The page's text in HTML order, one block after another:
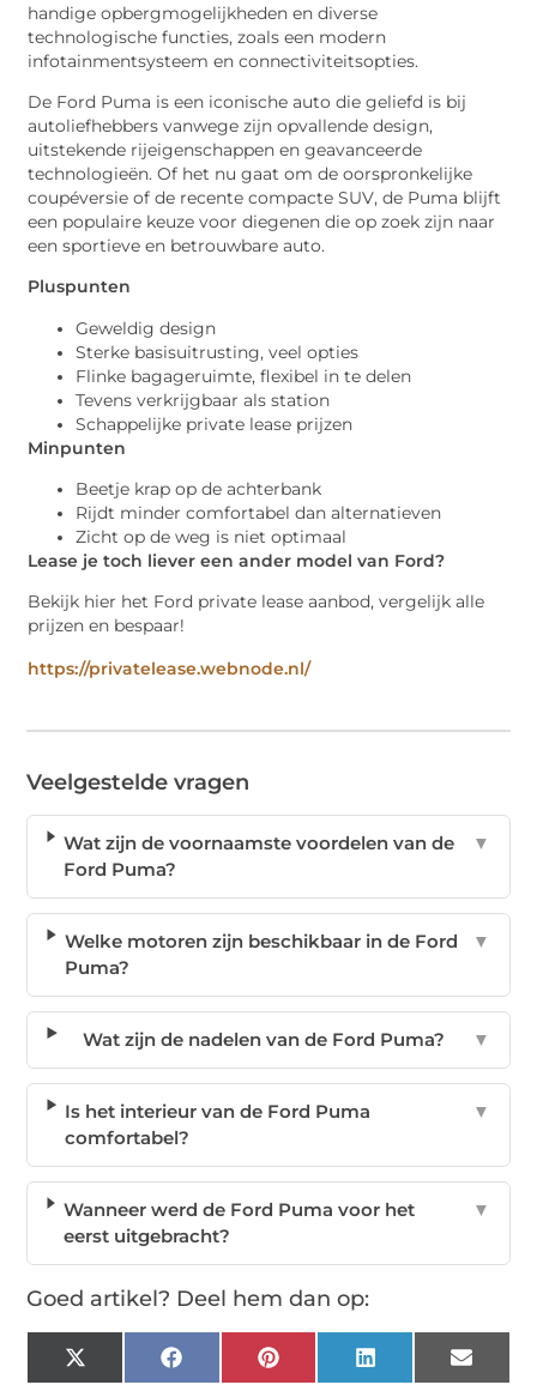
handige opbergmogelijkheden en diverse
technologische functies, zoals een modern
infotainmentsysteem en connectiviteitsopties.
De Ford Puma is een iconische auto die geliefd is bij
autoliefhebbers vanwege zijn opvallende design,
uitstekende rijeigenschappen en geavanceerde
technologieën. Of het nu gaat om de oorspronkelijke
coupéversie of de recente compacte SUV, de Puma blijft
een populaire keuze voor diegenen die op zoek zijn naar
een sportieve en betrouwbare auto.
Pluspunten
Geweldig design
Sterke basisuitrusting, veel opties
Flinke bagageruimte, flexibel in te delen
Tevens verkrijgbaar als station
Schappelijke private lease prijzen
Minpunten
Beetje krap op de achterbank
Rijdt minder comfortabel dan alternatieven
Zicht op de weg is niet optimaal
Lease je toch liever een ander model van Ford?
Bekijk hier het Ford private lease aanbod, vergelijk alle
prijzen en bespaar!
https://privatelease.webnode.nl/
Veelgestelde vragen
Wat zijn de voornaamste voordelen van de
Ford Puma?
▼
Welke motoren zijn beschikbaar in de Ford
Puma?
▼
Wat zijn de nadelen van de Ford Puma? ▼
Is het interieur van de Ford Puma
comfortabel?
▼
Wanneer werd de Ford Puma voor het
eerst uitgebracht?
▼
Goed artikel? Deel hem dan op:
X
(Twitter)
Facebook Pinterest LinkedIn Email